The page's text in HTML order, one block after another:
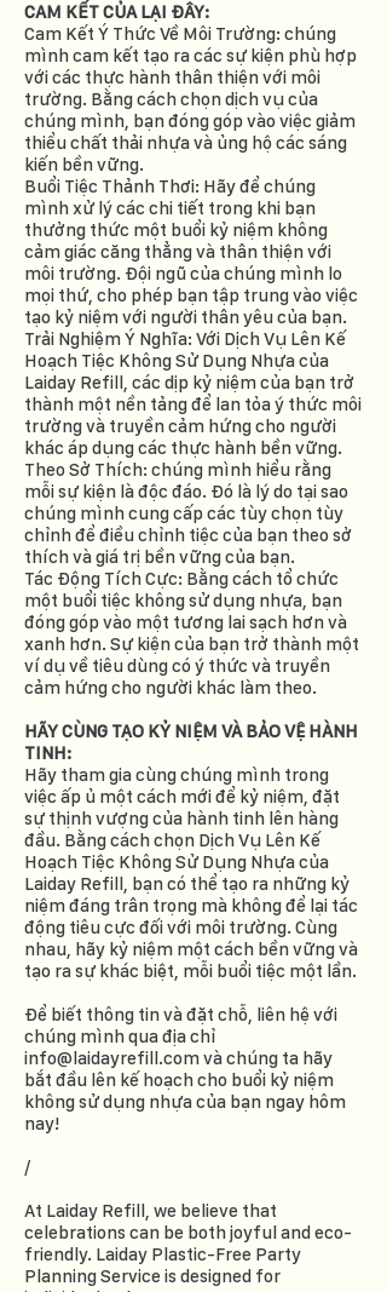
CAM KẾT CỦA LẠI ĐÂY:
Cam Kết Ý Thức Về Môi Trường: chúng
mình cam kết tạo ra các sự kiện phù hợp
với các thực hành thân thiện với môi
trường. Bằng cách chọn dịch vụ của
chúng mình, bạn đóng góp vào việc giảm
thiểu chất thải nhựa và ủng hộ các sáng
kiến bền vững.
Buổi Tiệc Thảnh Thơi: Hãy để chúng
mình xử lý các chi tiết trong khi bạn
thưởng thức một buổi kỷ niệm không
cảm giác căng thẳng và thân thiện với
môi trường. Đội ngũ của chúng mình lo
mọi thứ, cho phép bạn tập trung vào việc
tạo kỷ niệm với người thân yêu của bạn.
Trải Nghiệm Ý Nghĩa: Với Dịch Vụ Lên Kế
Hoạch Tiệc Không Sử Dụng Nhựa của
Laiday Refill, các dịp kỷ niệm của bạn trở
thành một nền tảng để lan tỏa ý thức môi
trường và truyền cảm hứng cho người
khác áp dụng các thực hành bền vững.
Theo Sở Thích: chúng mình hiểu rằng
mỗi sự kiện là độc đáo. Đó là lý do tại sao
chúng mình cung cấp các tùy chọn tùy
chỉnh để điều chỉnh tiệc của bạn theo sở
thích và giá trị bền vững của bạn.
Tác Động Tích Cực: Bằng cách tổ chức
một buổi tiệc không sử dụng nhựa, bạn
đóng góp vào một tương lai sạch hơn và
xanh hơn. Sự kiện của bạn trở thành một
ví dụ về tiêu dùng có ý thức và truyền
cảm hứng cho người khác làm theo.
HÃY CÙNG TẠO KỶ NIỆM VÀ BẢO VỆ HÀNH
TINH:
Hãy tham gia cùng chúng mình trong
việc ấp ủ một cách mới để kỷ niệm, đặt
sự thịnh vượng của hành tinh lên hàng
đầu. Bằng cách chọn Dịch Vụ Lên Kế
Hoạch Tiệc Không Sử Dụng Nhựa của
Laiday Refill, bạn có thể tạo ra những kỷ
niệm đáng trân trọng mà không để lại tác
động tiêu cực đối với môi trường. Cùng
nhau, hãy kỷ niệm một cách bền vững và
tạo ra sự khác biệt, mỗi buổi tiệc một lần.
Để biết thông tin và đặt chỗ, liên hệ với
chúng mình qua địa chỉ
info@laidayrefill.comvà chúng ta hãy
bắt đầu lên kế hoạch cho buổi kỷ niệm
không sử dụng nhựa của bạn ngay hôm
nay!
/
At Laiday Refill, we believe that
celebrations can be both joyful and eco-
friendly. Laiday Plastic-Free Party
Planning Service is designed for